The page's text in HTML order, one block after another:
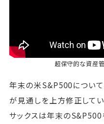
超保守的な資産
年末の米S&P500につい
が見通しを上方修正してい
サックスは年末の